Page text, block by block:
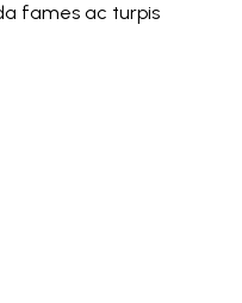
fames ac turpis